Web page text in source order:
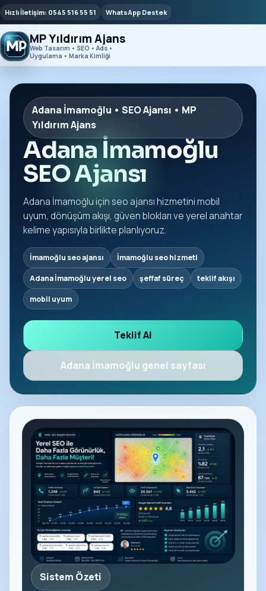
Hızlı İletişim: 0545 516 55 51 WhatsApp Destek
MP Yıldırım Ajans
Web Tasarım • SEO • Ads •
Uygulama • Marka Kimliği
Adana İmamoğlu • SEO Ajansı • MP
Yıldırım Ajans
Adana İmamoğlu
SEO Ajansı
Adana İmamoğlu için seo ajansı hizmetini mobil
uyum, dönüşüm akışı, güven blokları ve yerel anahtar
kelime yapısıyla birlikte planlıyoruz.
İmamoğlu seo ajansı İmamoğlu seo hizmeti
Adana İmamoğlu yerel seo şeffaf süreç teklif akışı
mobil uyum
Teklif Al
Adana İmamoğlu genel sayfası
Sistem Özeti